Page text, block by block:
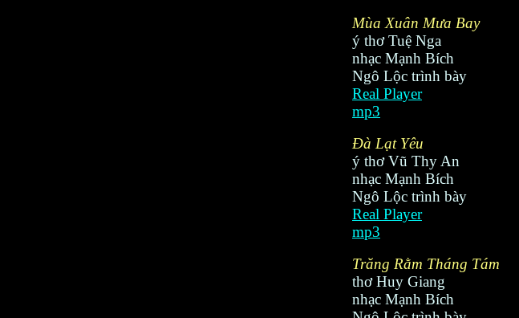
Mùa Xuân Mưa Bay
ý thơ Tuệ Nga
nhạc Mạnh Bích
Ngô Lộc trình bày
Real Player
mp3
Đà Lạt Yêu
ý thơ Vũ Thy An
nhạc Mạnh Bích
Ngô Lộc trình bày
Real Player
mp3
Trăng Rằm Tháng Tám
thơ Huy Giang
nhạc Mạnh Bích